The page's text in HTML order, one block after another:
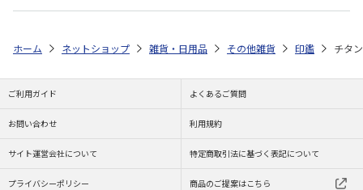
ホーム ネットショップ 雑貨・日用品 その他雑貨 印鑑 チタ
ご利用ガイド よくあるご質問
お問い合わせ 利用規約
サイト運営会社について 特定商取引法に基づく表記について
プライバシーポリシー 商品のご提案はこちら